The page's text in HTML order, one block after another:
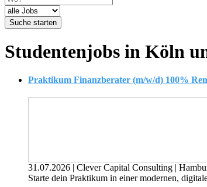
Suche starten
Studentenjobs in Köln
Praktikum Finanzberater (m/w/d) 100%
31.07.2026 | Clever Capital Consulting |
Starte dein Praktikum in einer modernen,